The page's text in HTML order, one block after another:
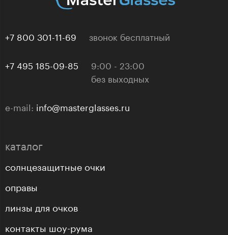
+7 800 301-11-69 звонок бесплатный
+7 495 185-09-85
9:00 - 23:00
без выходных
e-mail: info@masterglasses.ru
каталог
солнцезащитные очки
оправы
линзы для очков
контакты шоу-рума